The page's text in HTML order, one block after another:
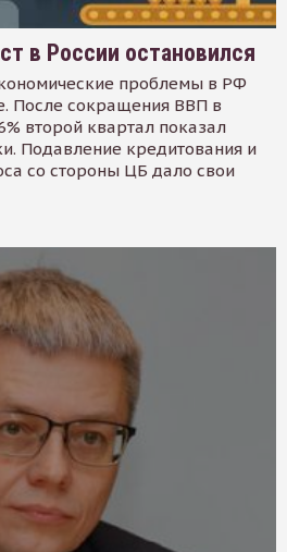
в России остановился
проблемы в РФ
После сокращения ВВП в
второй квартал показал
Подавление кредитования и
со стороны ЦБ дало свои